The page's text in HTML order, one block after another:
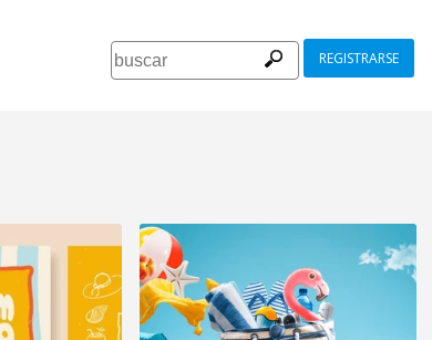
REGISTRARSE